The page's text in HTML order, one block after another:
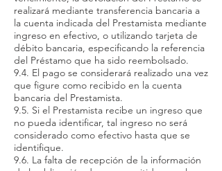
realizará mediante transferencia bancaria a
la cuenta indicada del Prestamista mediante
ingreso en efectivo, o utilizando tarjeta de
débito bancaria, especificando la referencia
del Préstamo que ha sido reembolsado.
9.4. El pago se considerará realizado una vez
que figure como recibido en la cuenta
bancaria del Prestamista.
9.5. Si el Prestamista recibe un ingreso que
no pueda identificar, tal ingreso no será
considerado como efectivo hasta que se
identifique.
9.6. La falta de recepción de la información